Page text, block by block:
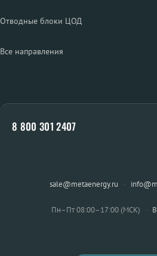
Отводные блоки ЦОД
Все направления
8 800 301 2407
sale@metaenergy.ru ·
Пн–Пт 08:00–17:00 (МСК) ·